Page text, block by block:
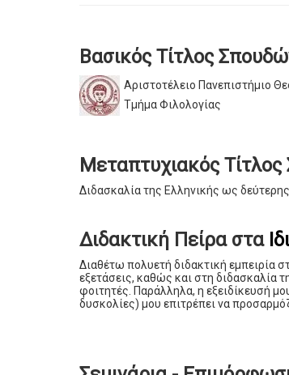
Βασικός Τίτλος
Αριστοτέλειο Πανεπιστήμιο
Τμήμα Φιλολογίας
Μεταπτυχιακός
Διδασκαλία της Ελληνικής ως
Διδακτική Πείρα στα
Διαθέτω πολυετή διδακτική εμπειρία
εξετάσεις, καθώς και στη
φοιτητές. Παράλληλα, η εξειδίκευσή
δυσκολίες) μου επιτρέπει να